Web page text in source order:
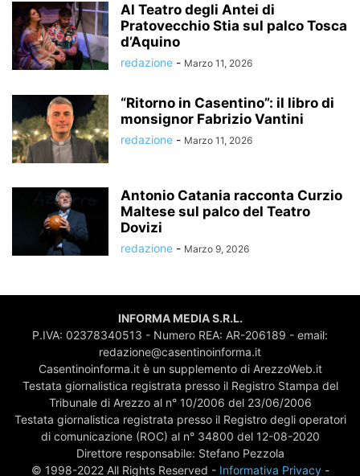
Al Teatro degli Antei di
Pratovecchio Stia sul palco Tosca
d’Aquino
redazione - Marzo 11, 2026
“Ritorno in Casentino”: il libro di
monsignor Fabrizio Vantini
redazione - Marzo 11, 2026
Antonio Catania racconta Curzio
Maltese sul palco del Teatro
Dovizi
redazione - Marzo 9, 2026
INFORMA MEDIA S.R.L.
P.IVA: 02378340513 - Numero REA: AR-206189 - email:
redazione@casentinoinforma.it
Casentinoinforma.it è un supplemento di ArezzoWeb.it
Testata giornalistica registrata presso il Registro Stampa del
Tribunale di Arezzo al n° 10/2006 del 23/06/2006
Testata giornalistica registrata presso il Registro degli operatori
di comunicazione (ROC) al n° 34800 del 12-08-2020
Direttore responsabile: Stefano Pezzola
© 1998-2022 All Rights Reserved - Informativa Privacy-